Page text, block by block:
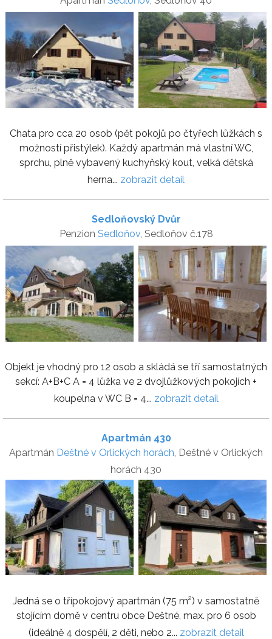
Chata pro cca 20 osob (pět pokojů po čtyřech lůžkách s
možností přistýlek). Každý apartmán má vlastní WC,
sprchu, plně vybavený kuchyňský kout, velká dětská
herna... zobrazit detail
Sedloňovský Dvůr
Penzion Sedloňov, Sedloňov č.178
Objekt je vhodný pro 12 osob a skládá se tří samostatných
sekcí: A+B+C A = 4 lůžka ve 2 dvojlůžkových pokojích +
koupelna v WC B = 4... zobrazit detail
Apartmán 430
Apartmán Deštné v Orlických horách, Deštné v Orlických
horách 430
Jedná se o třípokojový apartmán (75 m²) v samostatně
stojícím domě v centru obce Deštné, max. pro 6 osob
(ideálně 4 dospělí, 2 děti, nebo 2... zobrazit detail